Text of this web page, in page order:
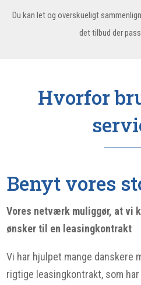
Du kan let og overskueligt
det tilbud der
Hvorfor
Benyt vores
Vores netværk muliggør, at vi
ønsker til en leasingkontrakt
Vi har hjulpet mange danskere
rigtige leasingkontrakt, som